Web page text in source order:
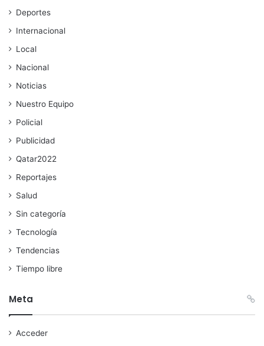
Deportes
Internacional
Local
Nacional
Noticias
Nuestro Equipo
Policial
Publicidad
Qatar2022
Reportajes
Salud
Sin categoría
Tecnología
Tendencias
Tiempo libre
Meta
Acceder